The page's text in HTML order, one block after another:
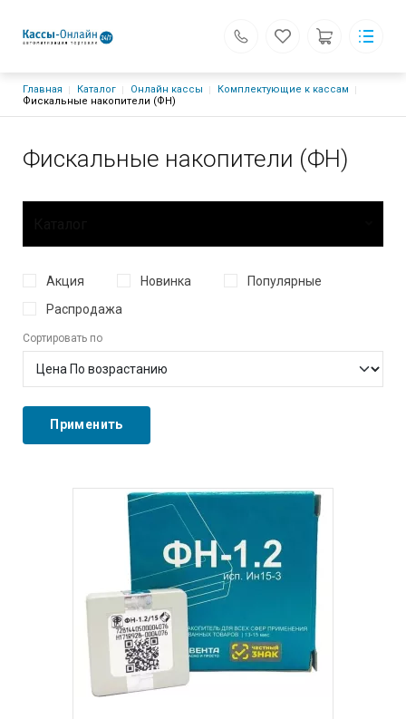
Кассы-Онлайн24
Доставка и оплата
Строка навигации
Главная Каталог Онлайн кассы
Комплектующие к кассам
Фискальные накопители (ФН)
Фискальные накопители (ФН)
Акция Новинка
Популярные
Распродажа
Сортировать по